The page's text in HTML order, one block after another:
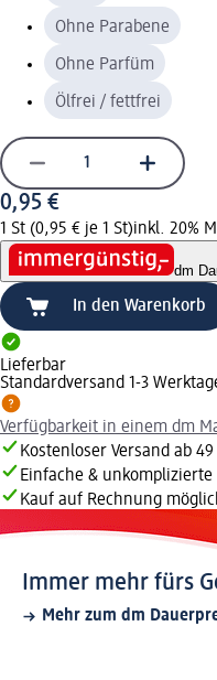
Ohne Parabene
Ohne Parfüm
Ölfrei / fettfrei
0,95 €
1 St (0,95 € je 1 St)inkl. 20%
dm
In den Warenkorb
Lieferbar
Standardversand 1-3
Verfügbarkeit in einem dm
Kostenloser Versand ab
Einfache & unkomplizierte
Kauf auf Rechnung
Immer mehr fürs
Mehr zum dm